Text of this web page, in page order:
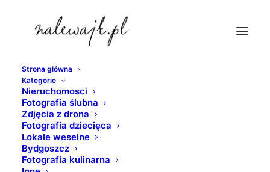
Strona główna
Kategorie
Nieruchomosci
Fotografia ślubna
Zdjęcia z drona
Fotografia dziecięca
Lokale weselne
Bydgoszcz
Fotografia kulinarna
bydgoszcz-fotografia-wnetrz
Strona Główna
Młyny Rothera na Wyspie Młyńskiej | Zdjęcia
industrialnych wnętrz | Fotografia nieruchomości